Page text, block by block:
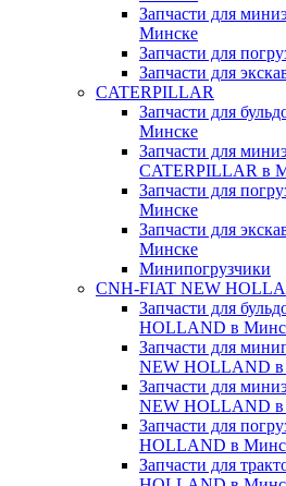
Запчасти для
Минске
Запчасти для
Запчасти для
CATERPILLAR
Запчасти для
Минске
Запчасти для
CATERPILLAR в
Запчасти для
Минске
Запчасти для
Минскe
Минипогрузчики
CNH-FIAT NEW
Запчасти для
HOLLAND в
Запчасти для
NEW HOLLAND
Запчасти для
NEW HOLLAND
Запчасти для
HOLLAND в
Запчасти для